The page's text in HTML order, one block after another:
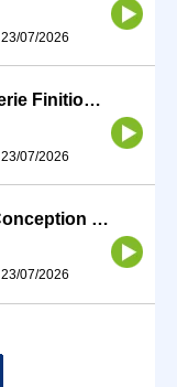
23/07/2026
Superviseur Travaux Chaudronnerie Finitions H/F
23/07/2026
Technicien Bureau d'Études en Conception Mécanique H/F
23/07/2026